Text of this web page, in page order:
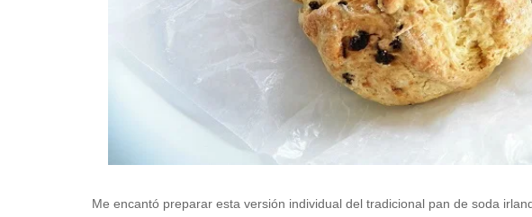
Me encantó preparar esta versión individual del tradicional pan de soda